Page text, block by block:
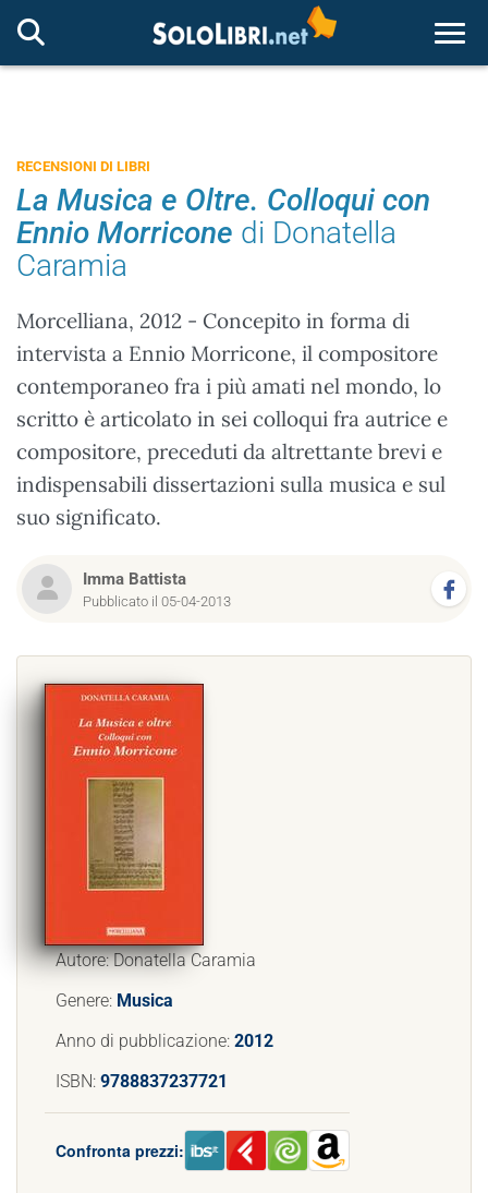
RECENSIONI DI LIBRI
La Musica e Oltre. Colloqui con
Ennio Morricone di Donatella
Caramia
Morcelliana, 2012 - Concepito in forma di
intervista a Ennio Morricone, il compositore
contemporaneo fra i più amati nel mondo, lo
scritto è articolato in sei colloqui fra autrice e
compositore, preceduti da altrettante brevi e
indispensabili dissertazioni sulla musica e sul
suo significato.
Imma Battista
Pubblicato il 05-04-2013
Autore: Donatella Caramia
Genere: Musica
Anno di pubblicazione: 2012
ISBN: 9788837237721
Confronta prezzi: